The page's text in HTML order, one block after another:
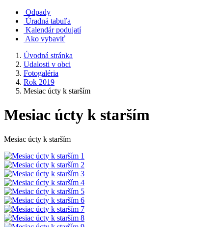
Odpady
Úradná tabuľa
Kalendár podujatí
Ako vybaviť
Úvodná stránka
Udalosti v obci
Fotogaléria
Rok 2019
Mesiac úcty k starším
Mesiac úcty k starším
Mesiac úcty k starším